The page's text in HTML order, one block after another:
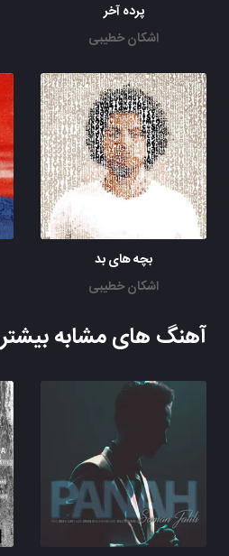
پرده آخر
اشکان خطیبی
بچه های بد
اشکان خطیبی
آهنگ های مشابه بیشتر